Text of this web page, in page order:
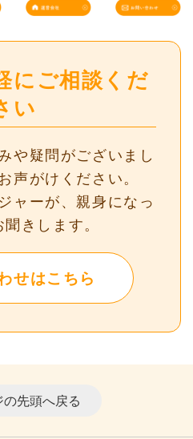
にご相談くだ
い
や疑問がございまし
声がけください。
ャーが、親身になっ
きします。
せはこちら
の先頭へ戻る